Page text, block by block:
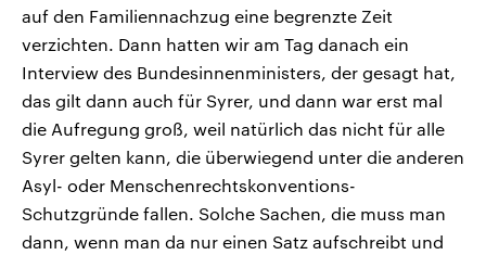
auf den Familiennachzug eine begrenzte Zeit
verzichten. Dann hatten wir am Tag danach ein
Interview des Bundesinnenministers, der gesagt hat,
das gilt dann auch für Syrer, und dann war erst mal
die Aufregung groß, weil natürlich das nicht für alle
Syrer gelten kann, die überwiegend unter die anderen
Asyl- oder Menschenrechtskonventions-
Schutzgründe fallen. Solche Sachen, die muss man
dann, wenn man da nur einen Satz aufschreibt und